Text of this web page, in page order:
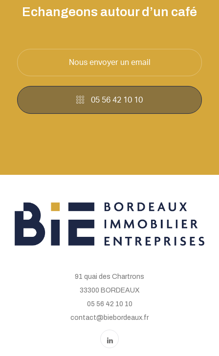
Echangeons autour d’un café
Nous envoyer un email
05 56 42 10 10
91 quai des Chartrons
33300 BORDEAUX
05 56 42 10 10
contact@biebordeaux.fr